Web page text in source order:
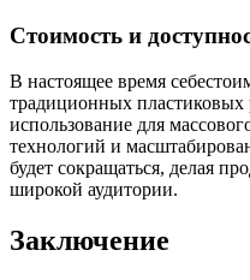
Стоимость и
В настоящее время
традиционных пластиковых
использование для
технологий и
будет сокращаться, делая
широкой аудитории.
Заключение